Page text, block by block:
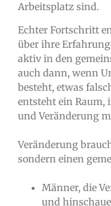
Arbeitsplatz sind.
Echter Fortschritt
über ihre
aktiv in den
auch dann, wenn
besteht, etwas
entsteht ein Raum,
und Veränderung
Veränderung
sondern einen
Männer, die
und